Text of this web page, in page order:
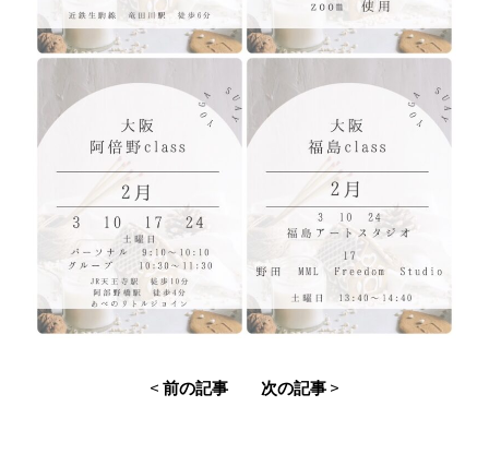
< 前の記事 次の記事 >